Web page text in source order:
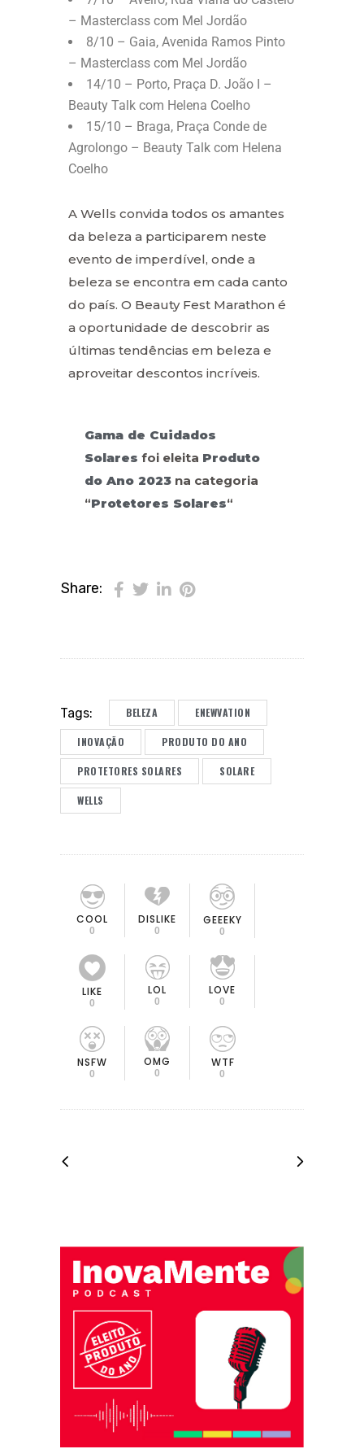
– Masterclass com Mel Jordão
8/10 – Gaia, Avenida Ramos Pinto
– Masterclass com Mel Jordão
14/10 – Porto, Praça D. João I –
Beauty Talk com Helena Coelho
15/10 – Braga, Praça Conde de
Agrolongo – Beauty Talk com Helena
Coelho
A Wells convida todos os amantes
da beleza a participarem neste
evento de imperdível, onde a
beleza se encontra em cada canto
do país. O Beauty Fest Marathon é
a oportunidade de descobrir as
últimas tendências em beleza e
aproveitar descontos incríveis.
Gama de Cuidados
Solares foi eleita Produto
do Ano 2023 na categoria
“Protetores Solares“
Share:
Tags: BELEZA ENEWVATION
INOVAÇÃO PRODUTO DO ANO
PROTETORES SOLARES SOLARE
WELLS
COOL
0
DISLIKE
0
GEEEKY
0
LIKE
0
LOL
0
LOVE
0
NSFW
0
OMG
0
WTF
0